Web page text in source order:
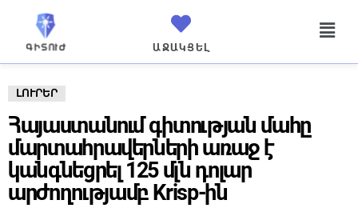
ԱՋԱԿՑԵԼ
ԼՈՒՐԵՐ
Հայաստանում գիտության մահը
մարտահրավերների առաջ է
կանգնեցրել 125 մլն դոլար
արժողությամբ Krisp-ին